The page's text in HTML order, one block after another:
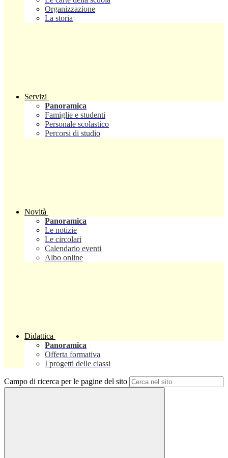
Organizzazione
La storia
Servizi
Panoramica
Famiglie e studenti
Personale scolastico
Percorsi di studio
Novità
Panoramica
Le notizie
Le circolari
Calendario eventi
Albo online
Didattica
Panoramica
Offerta formativa
I progetti delle classi
Campo di ricerca per le pagine del sito